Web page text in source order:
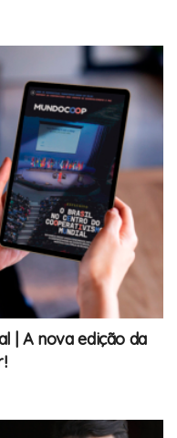
| A nova edição da